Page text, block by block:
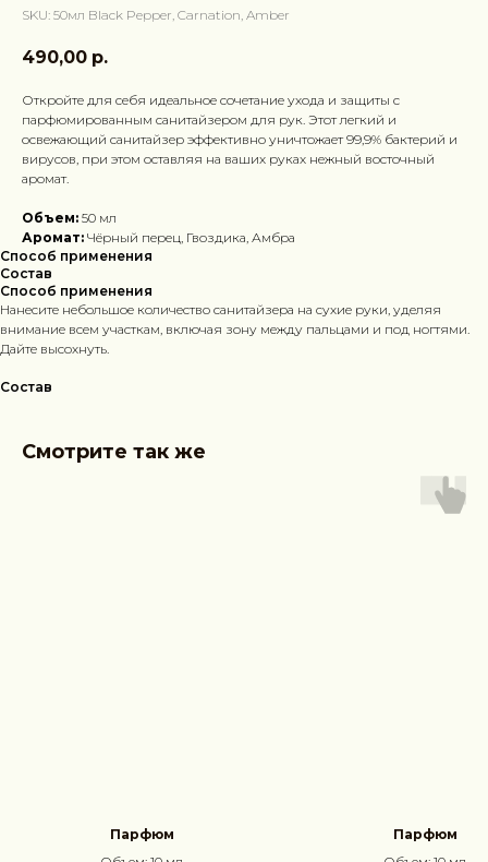
SKU: 50мл Black Pepper, Carnation, Amber
490,00 р.
Откройте для себя идеальное сочетание ухода и защиты с
парфюмированным санитайзером для рук. Этот легкий и
освежающий санитайзер эффективно уничтожает 99,9% бактерий и
вирусов, при этом оставляя на ваших руках нежный восточный
аромат.
Объем: 50 мл
Аромат: Чёрный перец, Гвоздика, Амбра
Способ применения
Состав
Способ применения
Нанесите небольшое количество санитайзера на сухие руки, уделяя
внимание всем участкам, включая зону между пальцами и под ногтями.
Дайте высохнуть.
Состав
Смотрите так же
Парфюм
Парфюм